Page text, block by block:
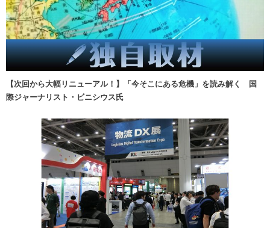
【次回から大幅リニューアル！】「今そこにある危機」を読み解く 国
際ジャーナリスト・ビニシウス氏